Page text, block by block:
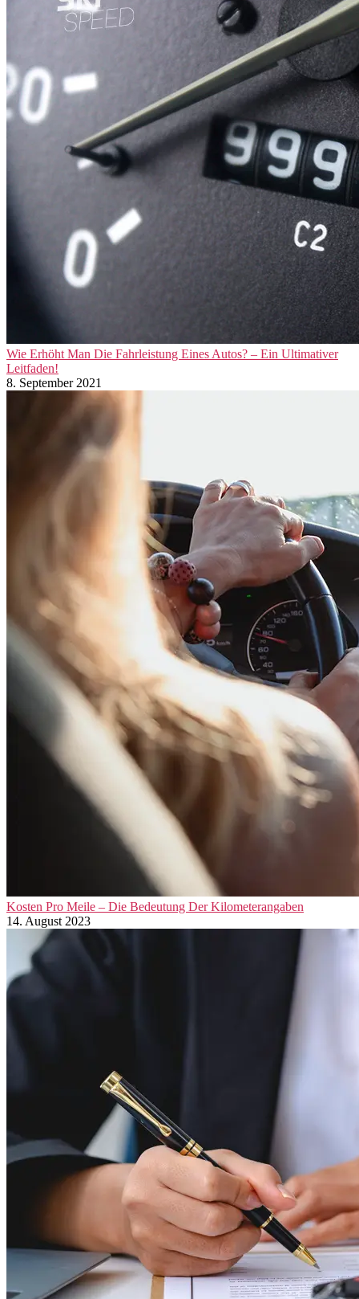
Wie Erhöht Man Die Fahrleistung Eines Autos? – Ein Ultimativer
Leitfaden!
8. September 2021
Kosten Pro Meile – Die Bedeutung Der Kilometerangaben
14. August 2023